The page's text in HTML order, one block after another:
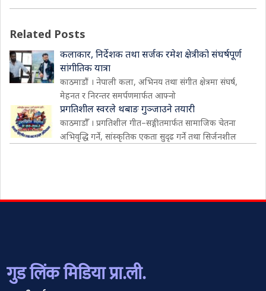
Related Posts
कलाकार, निर्देशक तथा सर्जक रमेश क्षेत्रीको संघर्षपूर्ण
सांगीतिक यात्रा
काठमाडौं । नेपाली कला, अभिनय तथा संगीत क्षेत्रमा संघर्ष,
मेहनत र निरन्तर समर्पणमार्फत आफ्नो
प्रगतिशील स्वरले थबाङ गुञ्जाउने तयारी
काठमाडौँ । प्रगतिशील गीत–सङ्गीतमार्फत सामाजिक चेतना
अभिवृद्धि गर्ने, सांस्कृतिक एकता सुदृढ गर्ने तथा सिर्जनशील
गुड लिंक मिडिया प्रा.ली.